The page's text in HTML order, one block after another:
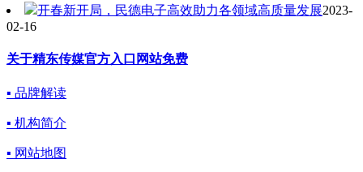
开春新开局，民德电子高效助力各领域高质量发展2023-
02-16
关于精东传媒官方入口网站免费
▪ 品牌解读
▪ 机构简介
▪ 网站地图